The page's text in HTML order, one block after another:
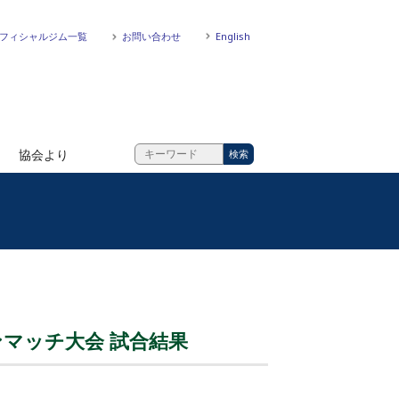
ィシャルジム一覧 お問い合わせ English
協会より
ッチ大会 試合結果